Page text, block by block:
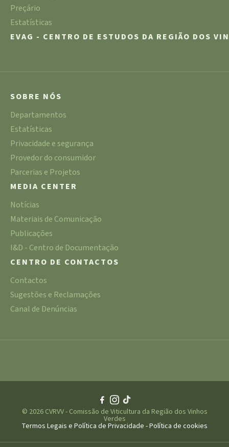
Preçário
Estatísticas
EVAG - CENTRO DE ESTUDOS DA REGIÃO DOS
SOBRE NÓS
Departamentos
Estatísticas
Privacidade e segurança
Provedor do consumidor
Parcerias e Projetos
MEDIA CENTER
Notícias
Materiais de Comunicação
Publicações
I&D - Centro de Documentação
CENTRO DE CONTACTOS
Contactos
Sugestões e Reclamações
Canal de Denúncias
© 2026 CVRVV - Comissão de Viticultura da Região dos Vinhos
Verdes
Termos Legais e Política de Privacidade -Política de cookies